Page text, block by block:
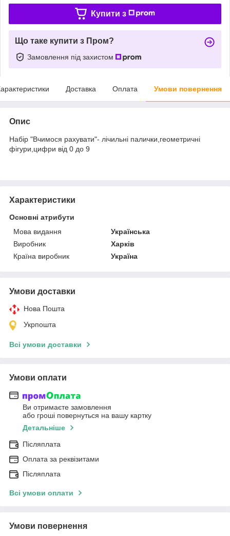
Купити з
Що таке купити з Пром?
Замовлення під захистом
Доставка Оплата Умови повернення
Опис
Набір "Вчимося рахувати"- лічильні палички,геометричні
фігури,цифри від 0 до 9
Характеристики
Основні атрибути
Мова видання
Українська
Виробник
Харків
Країна виробник
Україна
Умови доставки
Нова Пошта
Укрпошта
Всі умови доставки
Умови оплати
Ви отримаєте замовлення
або гроші повернуться на вашу картку
Детальніше
Післяплата
Оплата за реквізитами
Післяплата
Всі умови оплати
Умови повернення